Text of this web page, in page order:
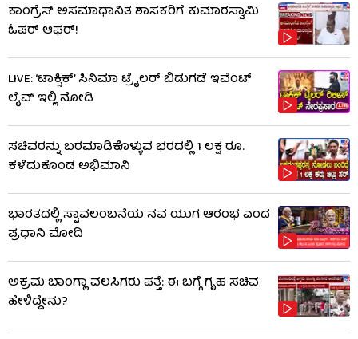
ಕಾಂಗ್ರೆಸ್ ಅಸಮಾಧಾನಿತ ಶಾಸಕರಿಗೆ ಕುಮಾರಸ್ವಾಮಿ
ಓಪರ್ ಆಫರ್!
LIVE: ‘ಟಾಕ್ಸಿಕ್’ ಸಿನಿಮಾ ಟ್ರೈಲರ್ ಬಿಡುಗಡೆ ಇವೆಂಟ್
ಲೈವ್ ಇಲ್ಲಿ ನೋಡಿ
ಸಚಿವರನ್ನು ಬರಮಾಡಿಕೊಳ್ಳುವ ಭರದಲ್ಲಿ 1 ಲಕ್ಷ ರೂ.
ಕಳೆದುಕೊಂಡ ಅಭಿಮಾನಿ
ಭಾರತದಲ್ಲಿ ಸ್ವಾವಲಂಬನೆಯ ನವ ಯುಗ ಆರಂಭ ಎಂದ
ಪ್ರಧಾನಿ ಮೋದಿ
ಅಕ್ರಮ ಬಾಂಗ್ಲಾ ವಲಸಿಗರು ಪತ್ತೆ: ಈ ಬಗ್ಗೆ ಗೃಹ ಸಚಿವ
ಹೇಳಿದ್ದೇನು?